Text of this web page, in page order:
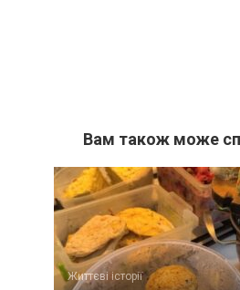
Вам також може
Життєві історії